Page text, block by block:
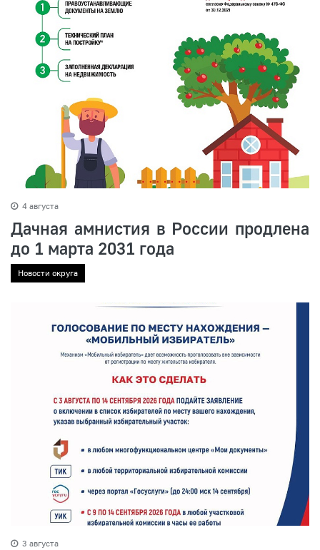
4 августа
Дачная амнистия в России продлена
до 1 марта 2031 года
Новости округа
3 августа